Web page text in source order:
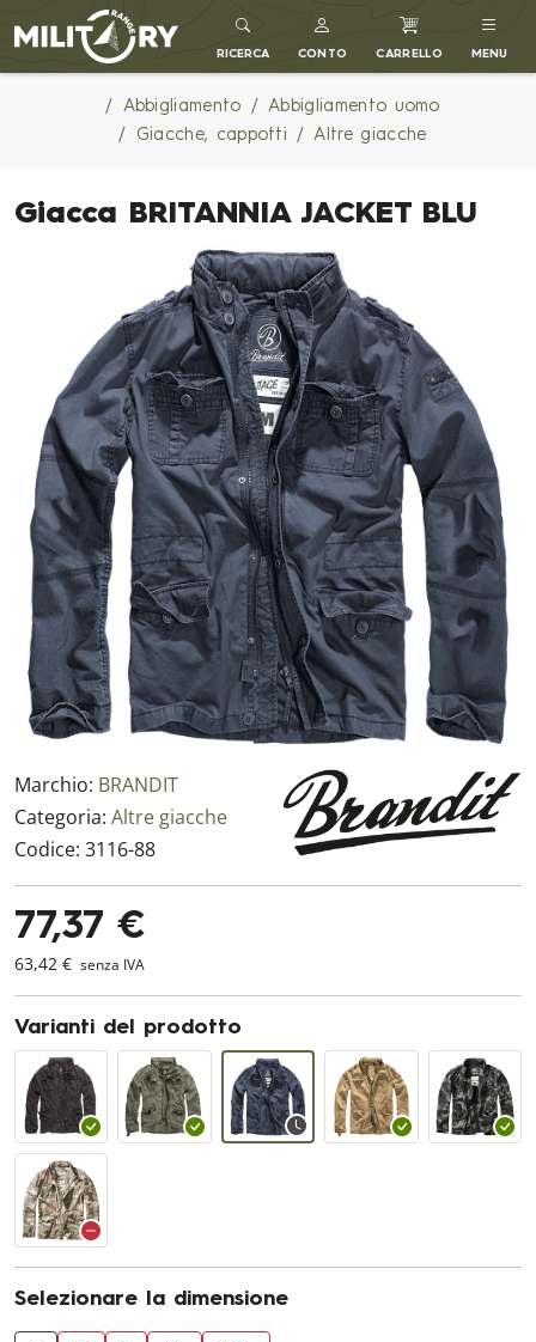
MILITARY RANGE IT
RICERCA CONTO CARRELLO MENU
Abbigliamento
Abbigliamento uomo
Giacche, cappotti
Altre giacche
Giacca BRITANNIA JACKET BLU
Marchio: BRANDIT
Categoria: Altre giacche
Codice: 3116-88
77,37 €
63,42 € senza IVA
Varianti del prodotto
Selezionare la dimensione